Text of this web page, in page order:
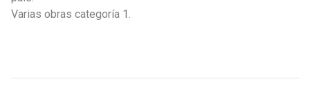
-
en
Varias obras categoría 1.